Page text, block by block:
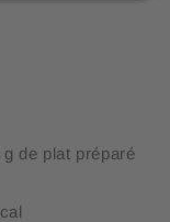
de plat préparé